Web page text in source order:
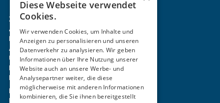
Zertifizierung & Verifikation
Akademie
Mitgliedschaft
Aktivitäten
Über uns
Login
Kontakt
Impressum
Datenschutz
Diese Webseite verwendet
Cookies.
Wir verwenden Cookies, um Inhalte und
Anzeigen zu personalisieren und unseren
Datenverkehr zu analysieren. Wir geben
Informationen über Ihre Nutzung unserer
Website auch an unsere Werbe- und
Analysepartner weiter, die diese
möglicherweise mit anderen Informationen
kombinieren, die Sie ihnen bereitgestellt